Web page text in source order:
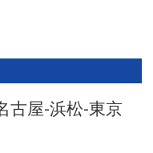
古屋-浜松-東京